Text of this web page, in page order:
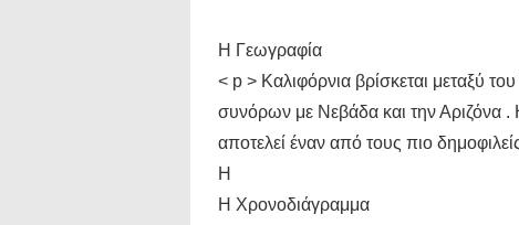
Η Γεωγραφία
< p > Καλιφόρνια βρίσκεται μεταξύ
συνόρων με Νεβάδα και την Αριζόνα .
αποτελεί έναν από τους πιο
Η
Η Χρονοδιάγραμμα